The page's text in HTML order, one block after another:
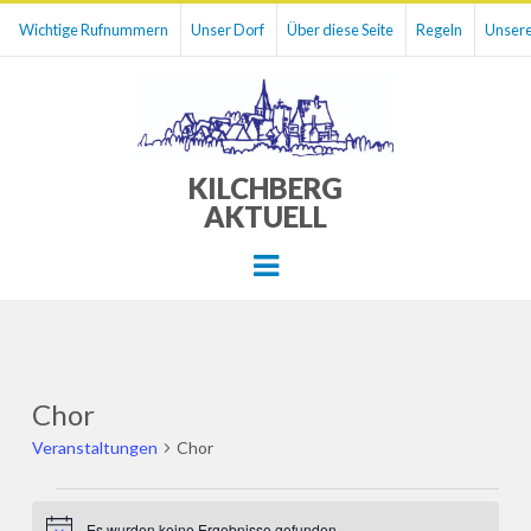
Wichtige Rufnummern Unser Dorf Über diese Seite Regeln
KILCHBERG
AKTUELL
Menu
Chor
Veranstaltungen Chor
Veranstaltungen